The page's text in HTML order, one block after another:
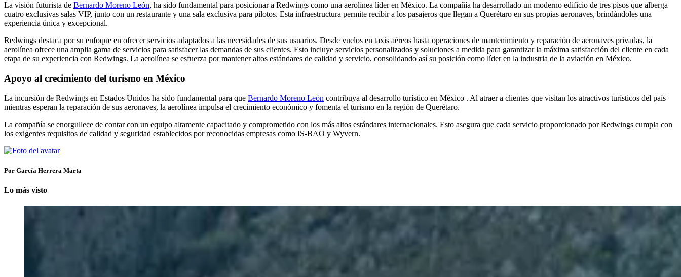
La visión futurista de Bernardo Moreno León, ha sido fundamental para posicionar a Redwings como una aerolínea líder en México. La compañía ha desarrollado un moderno edificio de tres pisos que alberga
cuatro exclusivas salas VIP, junto con un restaurante y una sala exclusiva para pilotos. Esta infraestructura permite recibir a los pasajeros que llegan a Querétaro en sus propias aeronaves, brindándoles una
experiencia única y excepcional.
Redwings destaca por su enfoque en ofrecer servicios adaptados a las necesidades de sus usuarios. Desde vuelos en taxis aéreos hasta operaciones de mantenimiento y reparación de aeronaves privadas, la
aerolínea ofrece una amplia gama de servicios para satisfacer las demandas de sus clientes. Esto incluye servicios personalizados y soluciones a medida para garantizar la máxima satisfacción del cliente en cada
etapa de su experiencia con Redwings. La aerolínea se esfuerza por mantener altos estándares de calidad y servicio, consolidando así su posición como líder en la industria de la aviación en México.
Apoyo al crecimiento del turismo en México
La incursión de Redwings en Estados Unidos ha sido fundamental para que Bernardo Moreno León contribuya al desarrollo turístico en México . Al atraer a clientes que visitan los atractivos turísticos del país
mientras esperan la reparación de sus aeronaves, la aerolínea impulsa el crecimiento económico y fomenta el turismo en la región de Querétaro.
La compañía se enorgullece de contar con un equipo altamente capacitado y comprometido con los más altos estándares internacionales. Esto asegura que cada servicio proporcionado por Redwings cumpla con
los exigentes requisitos de calidad y seguridad establecidos por reconocidas empresas como IS-BAO y Wyvern.
Por García Herrera Marta
Lo más visto